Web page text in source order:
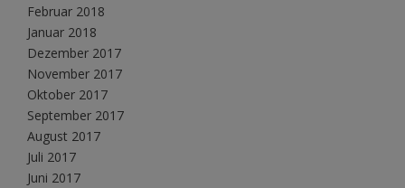
Februar 2018
Januar 2018
Dezember 2017
November 2017
Oktober 2017
September 2017
August 2017
Juli 2017
Juni 2017